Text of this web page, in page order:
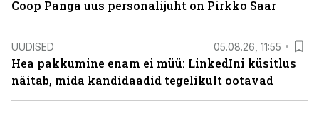
Coop Panga uus personalijuht on Pirkko Saar
UUDISED 05.08.26, 11:55
Hea pakkumine enam ei müü: LinkedIni küsitlus
näitab, mida kandidaadid tegelikult ootavad